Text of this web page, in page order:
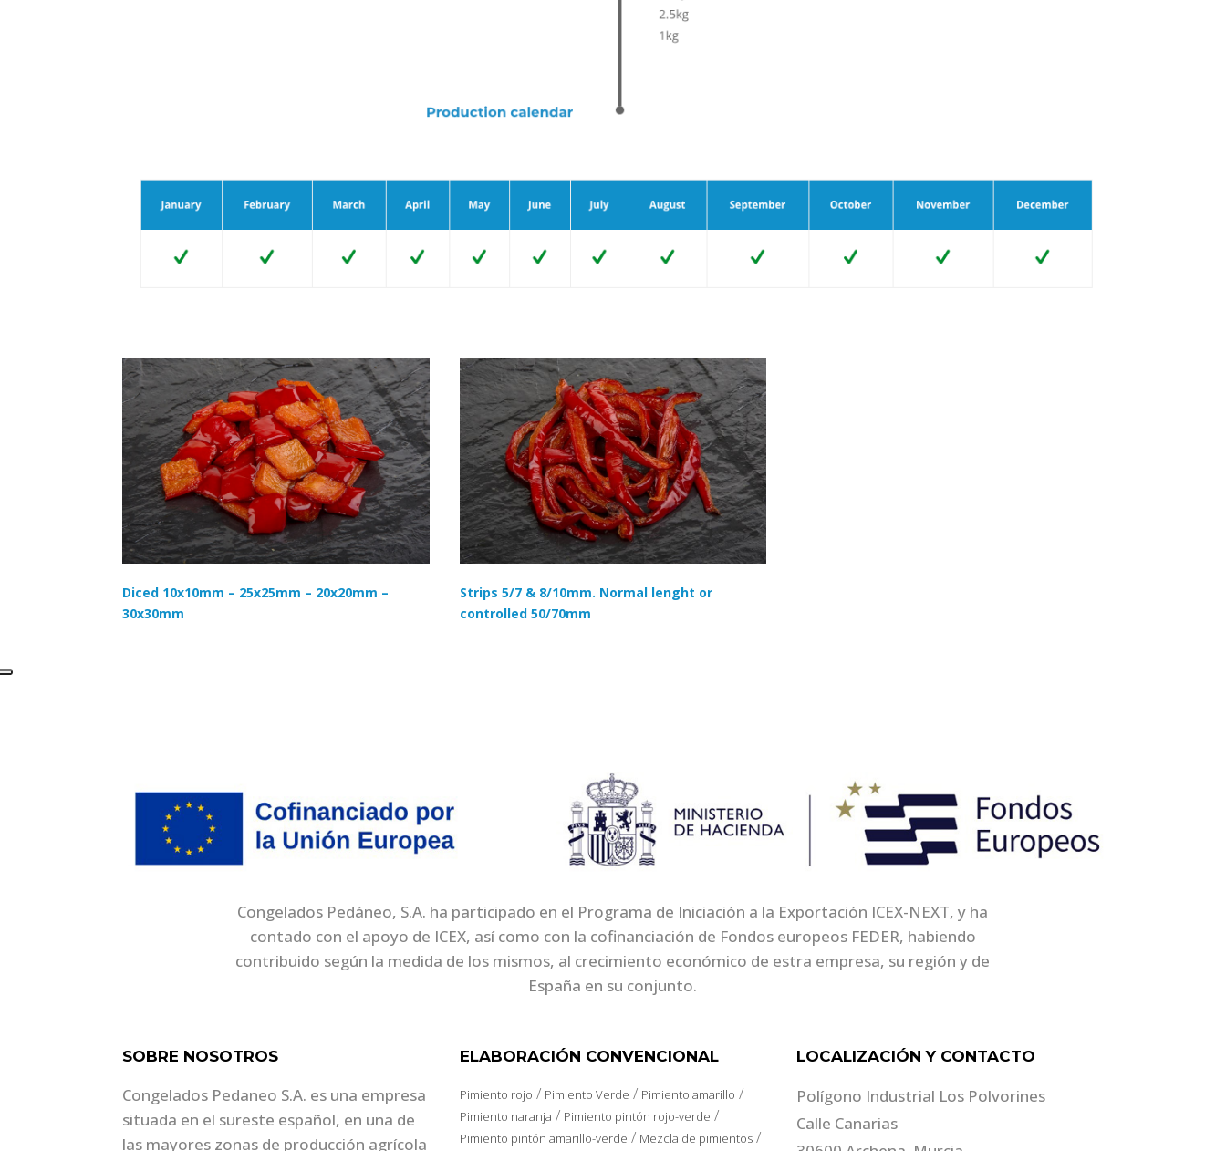
Diced 10x10mm – 25x25mm – 20x20mm –
30x30mm
Strips 5/7 & 8/10mm. Normal lenght or
controlled 50/70mm
Congelados Pedáneo, S.A. ha participado en el Programa de Iniciación a la Exportación ICEX-NEXT, y ha
contado con el apoyo de ICEX, así como con la cofinanciación de Fondos europeos FEDER, habiendo
contribuido según la medida de los mismos, al crecimiento económico de estra empresa, su región y de
España en su conjunto.
SOBRE NOSOTROS
Congelados Pedaneo S.A. es una empresa
situada en el sureste español, en una de
las mayores zonas de producción agrícola
ELABORACIÓN CONVENCIONAL
Pimiento rojo / Pimiento Verde / Pimiento amarillo /
Pimiento naranja / Pimiento pintón rojo-verde /
Pimiento pintón amarillo-verde / Mezcla de pimientos/
LOCALIZACIÓN Y CONTACTO
Polígono Industrial Los Polvorines
Calle Canarias